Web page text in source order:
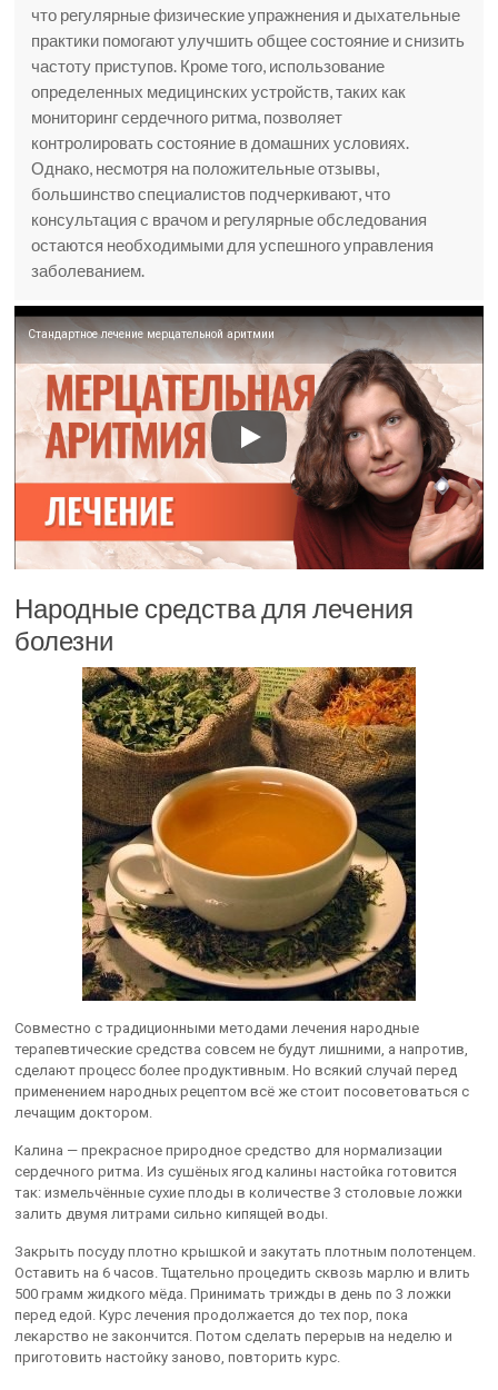
что регулярные физические упражнения и дыхательные
практики помогают улучшить общее состояние и снизить
частоту приступов. Кроме того, использование
определенных медицинских устройств, таких как
мониторинг сердечного ритма, позволяет
контролировать состояние в домашних условиях.
Однако, несмотря на положительные отзывы,
большинство специалистов подчеркивают, что
консультация с врачом и регулярные обследования
остаются необходимыми для успешного управления
заболеванием.
Стандартное лечение мерцательной аритмии
Народные средства для лечения
болезни
Совместно с традиционными методами лечения народные
терапевтические средства совсем не будут лишними, а напротив,
сделают процесс более продуктивным. Но всякий случай перед
применением народных рецептом всё же стоит посоветоваться с
лечащим доктором.
Калина — прекрасное природное средство для нормализации
сердечного ритма. Из сушёных ягод калины настойка готовится
так: измельчённые сухие плоды в количестве 3 столовые ложки
залить двумя литрами сильно кипящей воды.
Закрыть посуду плотно крышкой и закутать плотным полотенцем.
Оставить на 6 часов. Тщательно процедить сквозь марлю и влить
500 грамм жидкого мёда. Принимать трижды в день по 3 ложки
перед едой. Курс лечения продолжается до тех пор, пока
лекарство не закончится. Потом сделать перерыв на неделю и
приготовить настойку заново, повторить курс.